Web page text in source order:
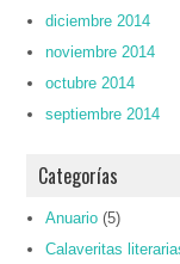
diciembre 2014
noviembre 2014
octubre 2014
septiembre 2014
Categorías
Anuario (5)
Calaveritas